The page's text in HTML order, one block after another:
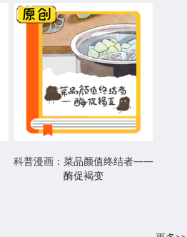
科普漫画：菜品颜值终结者——
酶促褐变